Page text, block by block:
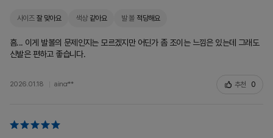
사이즈 잘 맞아요 색상 같아요 발 볼 적당해요
흠... 이게 발볼의 문제인지는 모르겠지만 어딘가 좀 조이는 느낌은 있는데 그래도
신발은 편하고 좋습니다.
2026.01.18 aincr** 추천 0